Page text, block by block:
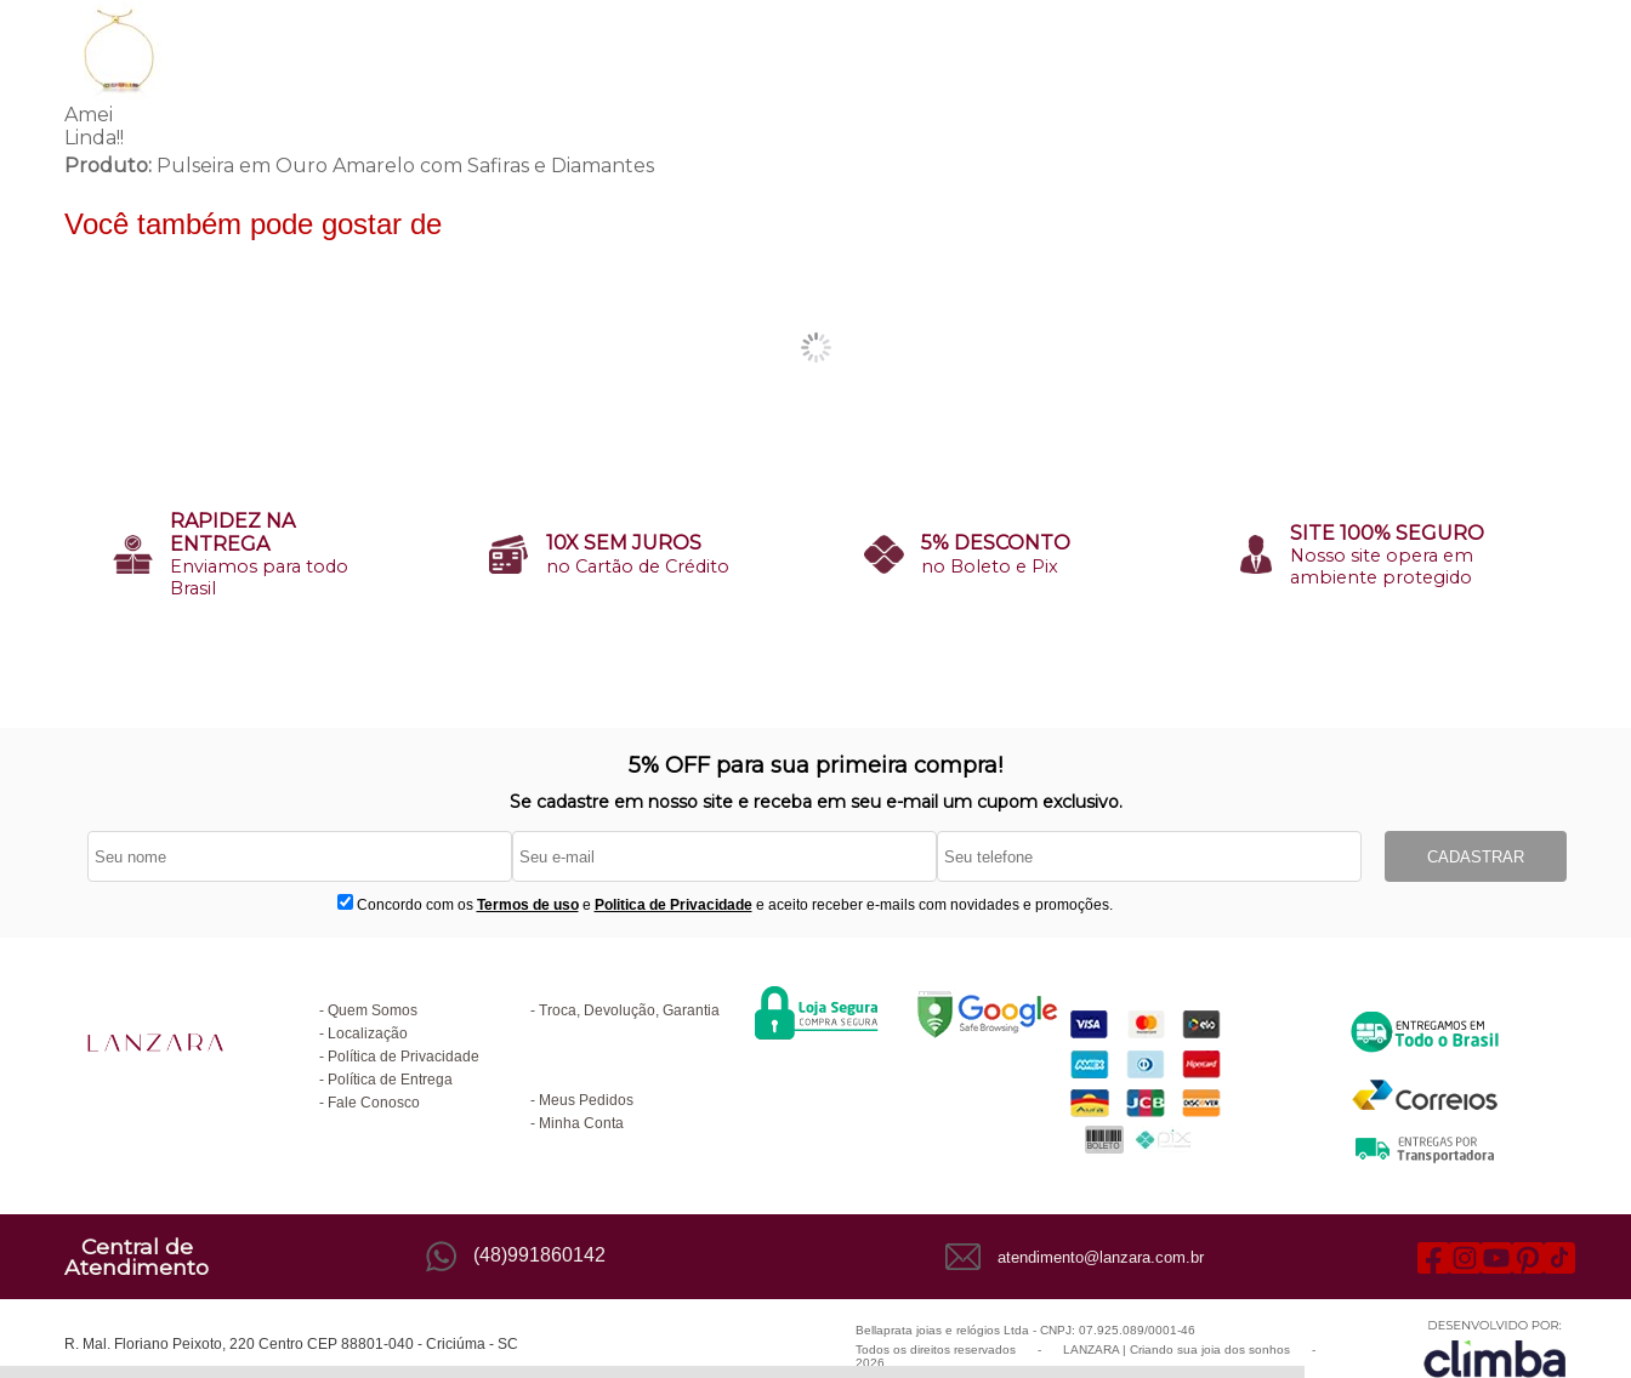
Amei
Linda!!
Produto: Pulseira em Ouro Amarelo com Safiras e Diamantes
Você também pode gostar de
RAPIDEZ NA
ENTREGA
Enviamos para todo
Brasil
10X SEM JUROS
no Cartão de Crédito
5% DESCONTO
no Boleto e Pix
SITE 100% SEGURO
Nosso site opera em
ambiente protegido
5% OFF para sua primeira compra!
Se cadastre em nosso site e receba em seu e-mail um cupom exclusivo.
Concordo com os Termos de usoe Politica de Privacidadee aceito receber e-mails com novidades e promoções.
CADASTRAR
Quem Somos
Localização
Política de Privacidade
Política de Entrega
Fale Conosco
Troca, Devolução, Garantia
Meus Pedidos
Minha Conta
Central de
Atendimento
(48)991860142 atendimento@lanzara.com.br
R. Mal. Floriano Peixoto, 220 Centro CEP 88801-040 - Criciúma - SC
Bellaprata joias e relógios Ltda - CNPJ: 07.925.089/0001-46
Todos os direitos reservados
- LANZARA | Criando sua joia dos sonhos
-
2026